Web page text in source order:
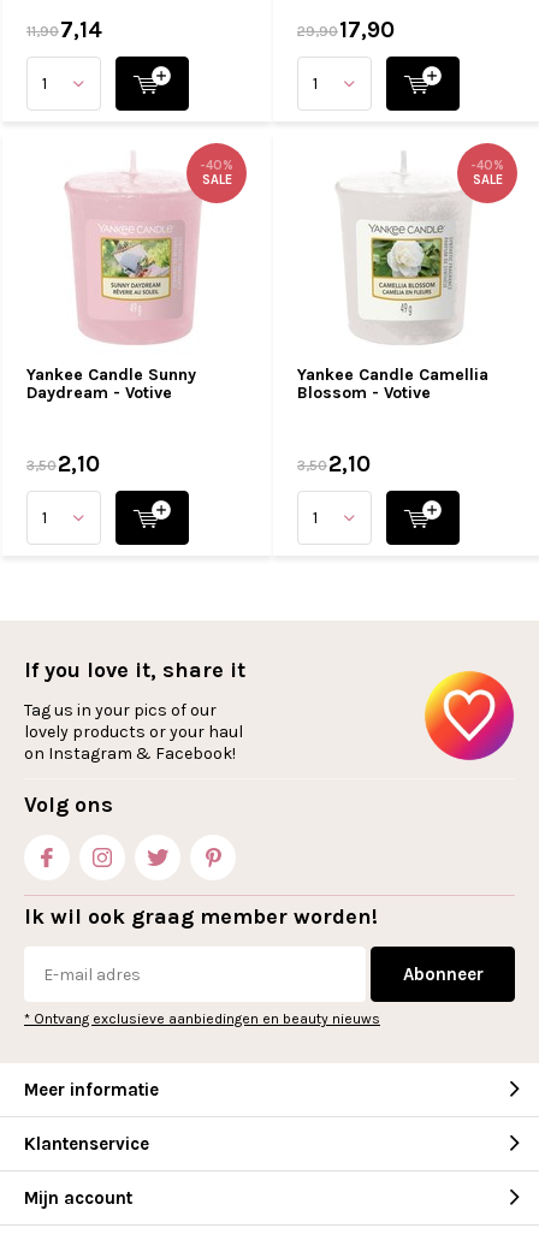
11,907,14 29,9017,90
Yankee Candle Sunny
Daydream - Votive
-40%
SALE
3,502,10
Yankee Candle Camellia
Blossom - Votive
-40%
SALE
3,502,10
If you love it, share it
Tag us in your pics of our
lovely products or your haul
on Instagram & Facebook!
Volg ons
Ik wil ook graag member worden!
Abonneer
* Ontvang exclusieve aanbiedingen en beauty nieuws
Meer informatie
Klantenservice
Mijn account